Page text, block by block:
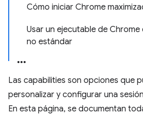
Cómo iniciar Chrome
Usar un ejecutable de Chrome
no estándar
Las capabilities son opciones que
personalizar y configurar una
En esta página, se documentan